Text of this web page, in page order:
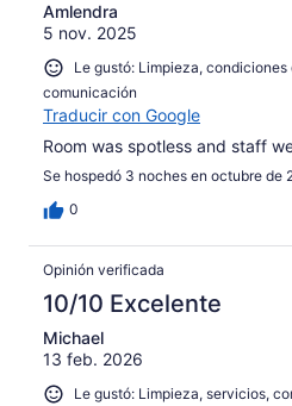
Amlendra
5 nov. 2025
Le gustó: Limpieza, condiciones
comunicación
Traducir con Google
Room was spotless and staff
Se hospedó 3 noches en octubre de
0
Opinión verificada
10/10 Excelente
Michael
13 feb. 2026
Le gustó: Limpieza, servicios,